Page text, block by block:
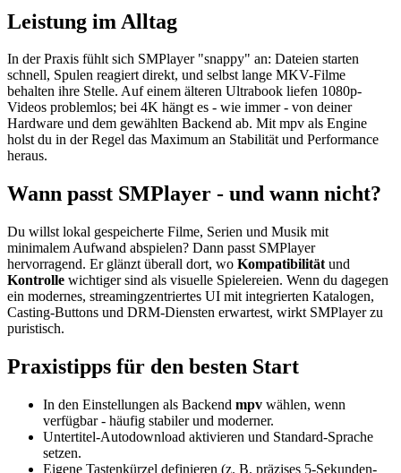
Leistung im Alltag
In der Praxis fühlt sich SMPlayer "snappy" an: Dateien starten
schnell, Spulen reagiert direkt, und selbst lange MKV-Filme
behalten ihre Stelle. Auf einem älteren Ultrabook liefen 1080p-
Videos problemlos; bei 4K hängt es - wie immer - von deiner
Hardware und dem gewählten Backend ab. Mit mpv als Engine
holst du in der Regel das Maximum an Stabilität und Performance
heraus.
Wann passt SMPlayer - und wann nicht?
Du willst lokal gespeicherte Filme, Serien und Musik mit
minimalem Aufwand abspielen? Dann passt SMPlayer
hervorragend. Er glänzt überall dort, wo Kompatibilität und
Kontrolle wichtiger sind als visuelle Spielereien. Wenn du dagegen
ein modernes, streamingzentriertes UI mit integrierten Katalogen,
Casting-Buttons und DRM-Diensten erwartest, wirkt SMPlayer zu
puristisch.
Praxistipps für den besten Start
In den Einstellungen als Backend mpv wählen, wenn
verfügbar - häufig stabiler und moderner.
Untertitel-Autodownload aktivieren und Standard-Sprache
setzen.
Eigene Tastenkürzel definieren (z. B. präzises 5-Sekunden-